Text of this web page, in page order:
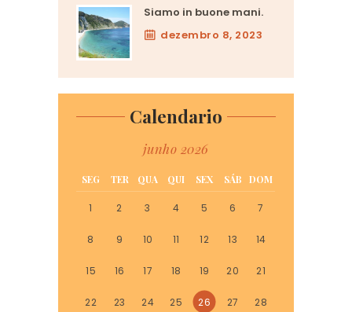
Siamo in buone mani.
dezembro 8, 2023
Calendario
junho 2026
SEG TER QUA QUI SEX SÁB DOM
1 2 3 4 5 6 7
8 9 10 11 12 13 14
15 16 17 18 19 20 21
22 23 24 25 26 27 28